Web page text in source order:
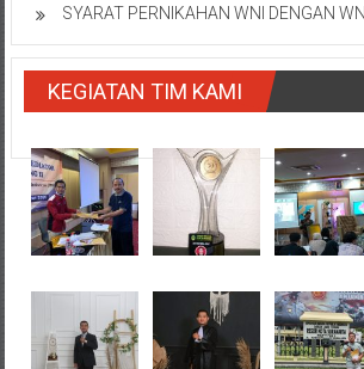
SYARAT PERNIKAHAN WNI DENGAN
KEGIATAN TIM KAMI